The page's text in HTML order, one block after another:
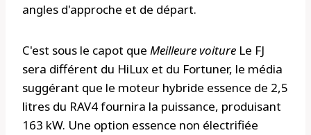
angles d'approche et de départ.
C'est sous le capot que Meilleure voiture Le FJ
sera différent du HiLux et du Fortuner, le média
suggérant que le moteur hybride essence de 2,5
litres du RAV4 fournira la puissance, produisant
163 kW. Une option essence non électrifiée